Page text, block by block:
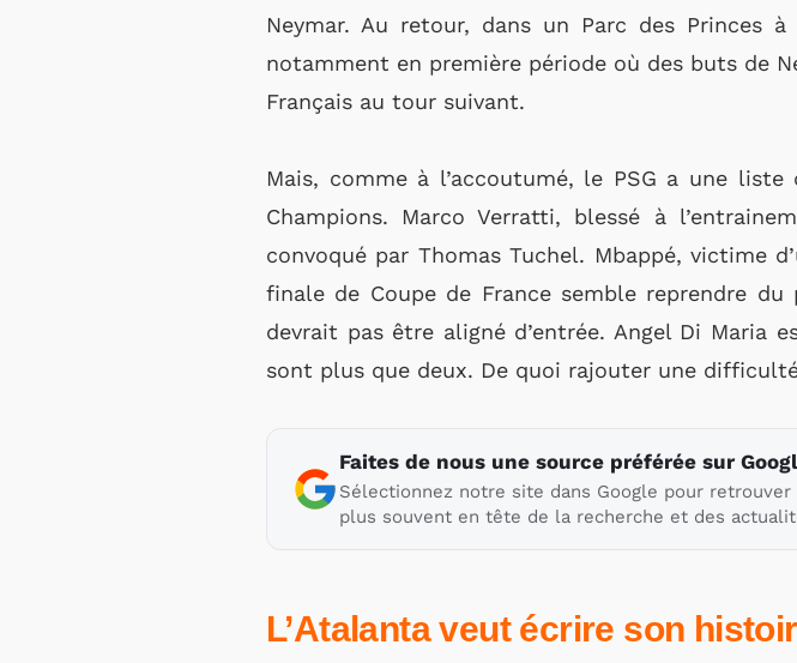
Neymar. Au retour, dans un Parc des Princes
notamment en première période où des buts de
Français au tour suivant.
Mais, comme à l’accoutumé, le PSG a une
Champions. Marco Verratti, blessé à
convoqué par Thomas Tuchel. Mbappé, victime
finale de Coupe de France semble reprendre
devrait pas être aligné d’entrée. Angel Di Maria
sont plus que deux. De quoi rajouter une
Faites de nous une source préférée sur
Sélectionnez notre site dans Google pour
plus souvent en tête de la recherche et des
L’Atalanta veut écrire son